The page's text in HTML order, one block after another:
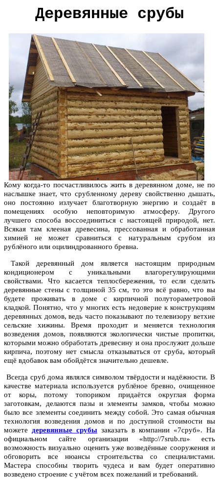
Деревянные срубы
Кому когда-то посчастливилось жить в деревянном доме, не по
наслышке знает, что срубленному дереву свойственно дышать,
оно постоянно излучает благотворную энергию и создаёт в
помещениях особую неповторимую атмосферу. Другого
лучшего способа воссоединиться с настоящей природой, нет.
Всякая там клееная древесина, прессованная и обработанная
химией не может сравниться с натуральным срубом из
рублёного или оцилиндрованного бревна.
Такой деревянный дом является настоящим природным
кондиционером с уникальными влагорегулирующими
свойствами. Что касается теплосбережения, то если сделать
деревянные стены с толщиной 35 см, то это всё равно, что вы
будете проживать в доме с кирпичной полутораметровой
кладкой. Понятно, что у многих есть недоверие к конструкциям
деревянных домов, ведь часто показывают по телевизору ветхие
сельские хижины. Время проходит и меняется технология
возведения домов, появляются экологически чистые пропитки,
которыми можно обработать древесину и она прослужит дольше
кирпича, поэтому нет смысла отказываться от сруба, который
ещё вдобавок вам обойдётся значительно дешевле.
Всегда сруб дома являлся символом твёрдости и надёжности. В
качестве материала используется рублёное бревно, очищенное
от коры, потому топориком придаётся округлая форма
заготовкам, делаются пазы и элементы замков, чтобы можно
было все элементы соединить между собой. Это самая обычная
технология возведения домов и по доступной стоимости вы
можете деревянные срубы заказать в компании «7сруб». На
официальном сайте организации «http://7srub.ru» есть
возможность визуально оценить уже возведённые сооружения и
обговорить все нюансы строительства со специалистами.
Мастера способны творить чудеса и вам будет оперативно
возведено строение с учётом всех пожеланий и требований.